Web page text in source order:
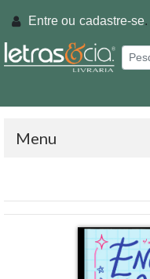
Entre ou cadastre-se.
Menu